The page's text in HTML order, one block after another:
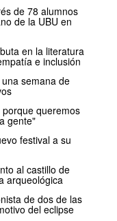
de 78 alumnos
de la UBU en
en la literatura
e inclusión
semana de
queremos
gente"
festival a su
al castillo de
arqueológica
de dos de las
del eclipse